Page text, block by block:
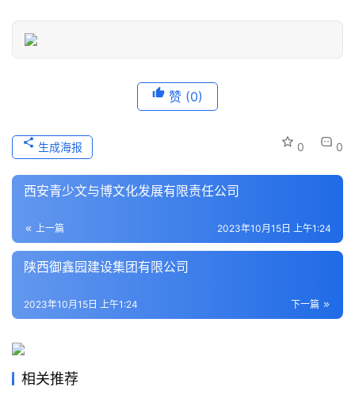
本
地
生
旅
游
市
赞 (0)
0 0
生成海报
西安青少文与博文化发展有限责任公司
上一篇 2023年10月15日 上午1:24
陕西御鑫园建设集团有限公司
下一篇
2023年10月15日 上午1:24
相关推荐